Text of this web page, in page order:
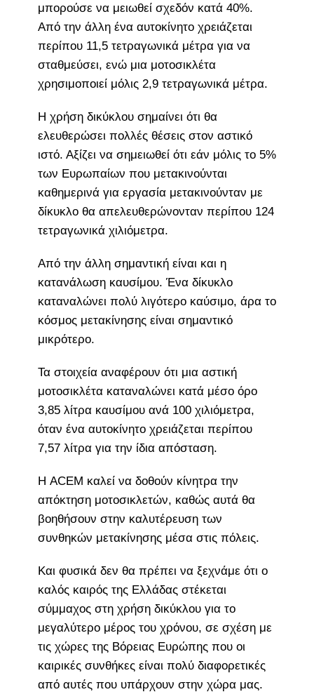
μπορούσε να μειωθεί σχεδόν κατά 40%.
Από την άλλη ένα αυτοκίνητο χρειάζεται
περίπου 11,5 τετραγωνικά μέτρα για να
σταθμεύσει, ενώ μια μοτοσικλέτα
χρησιμοποιεί μόλις 2,9 τετραγωνικά μέτρα.
Η χρήση δικύκλου σημαίνει ότι θα
ελευθερώσει πολλές θέσεις στον αστικό
ιστό. Αξίζει να σημειωθεί ότι εάν μόλις το 5%
των Ευρωπαίων που μετακινούνται
καθημερινά για εργασία μετακινούνταν με
δίκυκλο θα απελευθερώνονταν περίπου 124
τετραγωνικά χιλιόμετρα.
Από την άλλη σημαντική είναι και η
κατανάλωση καυσίμου. Ένα δίκυκλο
καταναλώνει πολύ λιγότερο καύσιμο, άρα το
κόσμος μετακίνησης είναι σημαντικό
μικρότερο.
Τα στοιχεία αναφέρουν ότι μια αστική
μοτοσικλέτα καταναλώνει κατά μέσο όρο
3,85 λίτρα καυσίμου ανά 100 χιλιόμετρα,
όταν ένα αυτοκίνητο χρειάζεται περίπου
7,57 λίτρα για την ίδια απόσταση.
Η ACEM καλεί να δοθούν κίνητρα την
απόκτηση μοτοσικλετών, καθώς αυτά θα
βοηθήσουν στην καλυτέρευση των
συνθηκών μετακίνησης μέσα στις πόλεις.
Και φυσικά δεν θα πρέπει να ξεχνάμε ότι ο
καλός καιρός της Ελλάδας στέκεται
σύμμαχος στη χρήση δικύκλου για το
μεγαλύτερο μέρος του χρόνου, σε σχέση με
τις χώρες της Βόρειας Ευρώπης που οι
καιρικές συνθήκες είναι πολύ διαφορετικές
από αυτές που υπάρχουν στην χώρα μας.